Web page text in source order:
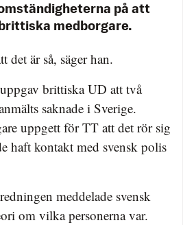
på att
medborgare.
det är så, säger han.
brittiska UD att två
saknade i Sverige.
uppgett för TT att det rör sig
haft kontakt med svensk polis
meddelade svensk
om vilka personerna var.